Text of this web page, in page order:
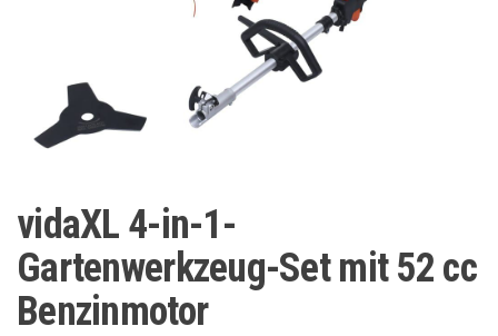
vidaXL 4-in-1-
Gartenwerkzeug-Set mit 52 cc
Benzinmotor